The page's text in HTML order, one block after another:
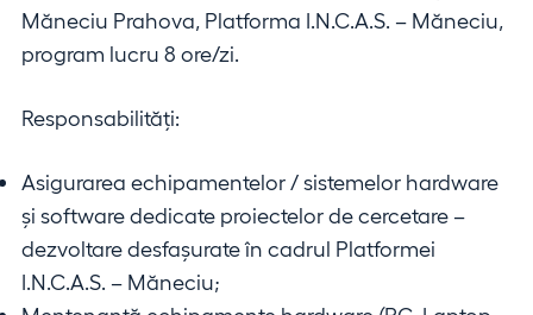
Măneciu Prahova, Platforma I.N.C.A.S. – Măneciu,
program lucru 8 ore/zi.
Responsabilități:
Asigurarea echipamentelor / sistemelor hardware
și software dedicate proiectelor de cercetare –
dezvoltare desfașurate în cadrul Platformei
I.N.C.A.S. – Măneciu;